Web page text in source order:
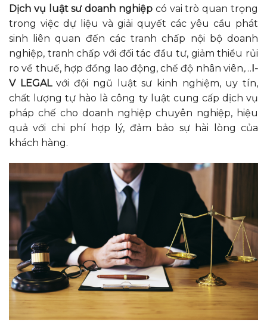
Dịch vụ luật sư doanh nghiệp có vai trò quan trọng
trong việc dự liệu và giải quyết các yêu cầu phát
sinh liên quan đến các tranh chấp nội bộ doanh
nghiệp, tranh chấp với đối tác đầu tư, giảm thiểu rủi
ro về thuế, hợp đồng lao động, chế độ nhân viên,…I-
V LEGALvới đội ngũ luật sư kinh nghiệm, uy tín,
chất lượng tự hào là công ty luật cung cấp dịch vụ
pháp chế cho doanh nghiệp chuyên nghiệp, hiệu
quả với chi phí hợp lý, đảm bảo sự hài lòng của
khách hàng.